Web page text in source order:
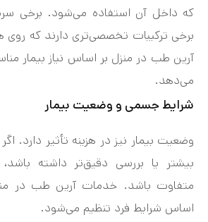
که داخل آن استفاده می‌شود. برخی
برخی ترکیبات تخصصی‌تری دارند که روی
آرین طب در منزل بر اساس نیاز بیمار
می‌دهد.
شرایط جسمی و وضعیت بیمار
وضعیت بیمار نیز در هزینه تأثیر دارد. اگر
بیشتر یا بررسی دقیق‌تر داشته
متفاوت باشد. خدمات آرین طب در
اساس شرایط فرد تنظیم می‌شود.